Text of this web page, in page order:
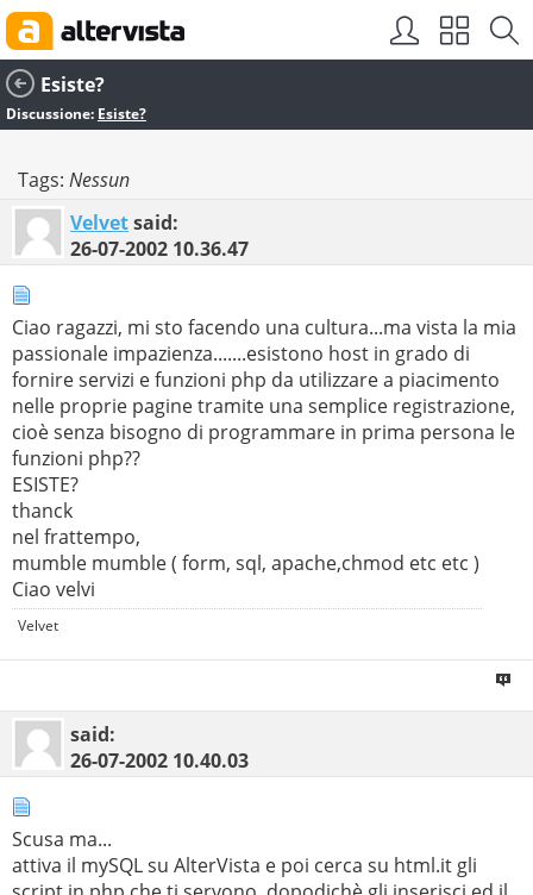
Esiste?
Discussione: Esiste?
Tags: Nessun
Velvetsaid:
26-07-2002 10.36.47
Ciao ragazzi, mi sto facendo una cultura...ma vista la mia
passionale impazienza.......esistono host in grado di
fornire servizi e funzioni php da utilizzare a piacimento
nelle proprie pagine tramite una semplice registrazione,
cioè senza bisogno di programmare in prima persona le
funzioni php??
ESISTE?
thanck
nel frattempo,
mumble mumble ( form, sql, apache,chmod etc etc )
Ciao velvi
Velvet
said:
26-07-2002 10.40.03
Scusa ma...
attiva il mySQL su AlterVista e poi cerca su html.it gli